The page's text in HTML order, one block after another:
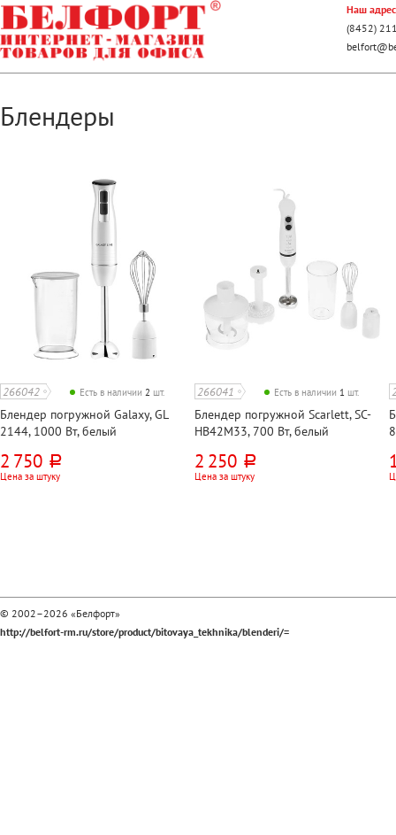
Наш
(8452)
Блендеры
266042 Есть в наличии 2 шт.
Блендер погружной Galaxy, GL
2144, 1000 Вт, белый
2 750 руб.
Цена за штуку
266041 Есть в наличии 1 шт.
Блендер погружной Scarlett, SC-
HB42M33, 700 Вт, белый
2 250 руб.
Цена за штуку
© 2002–2026 «Белфорт»
http://belfort-rm.ru/store/product/bitovaya_tekhnika/blenderi/=